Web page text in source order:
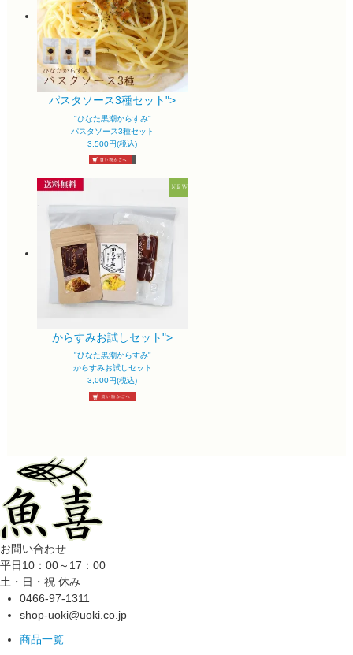
パスタソース3種セット">
"ひなた黒潮からすみ"
パスタソース3種セット
3,500円(税込)
からすみお試しセット">
"ひなた黒潮からすみ"
からすみお試しセット
3,000円(税込)
お問い合わせ
平日10：00～17：00
土・日・祝 休み
0466-97-1311
shop-uoki@uoki.co.jp
商品一覧